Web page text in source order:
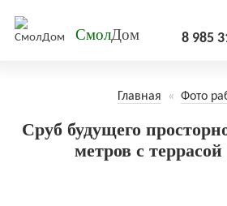
СмолДом 8 985
Главная « Фото
Сруб будущего
метров с